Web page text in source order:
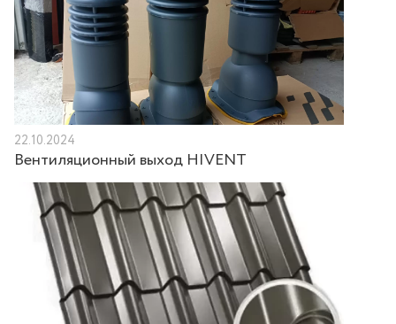
22.10.2024
Вентиляционный выход HIVENT